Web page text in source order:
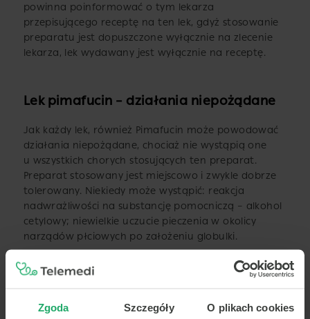
Zgoda Szczegóły O plikach cookies
powinna poinformować o tym lekarza
przepisującego receptę na ten lek, gdyż stosowanie
preparatu jest dopuszczone wyłącznie na zlecenie
lekarza, lek wydawany jest wyłącznie na receptę.
Lek pimafucin – działania niepożądane
Jak każdy lek, również Pimafucin może powodować
działania niepożądane, chociaż nie wystąpią one
u wszystkich chorych stosujących ten preparat.
Preparat stosowany jest miejscowo i zwykle dobrze
tolerowany. Niekiedy może wystąpić: reakcja
nadwrażliwości na substancję pomocniczą – alkohol
cetylowy; niewielkie uczucie pieczenia w okolicy
narządów płciowych po założeniu globulki.
Jeśli wystąpią jakiekolwiek objawy niepożądane,
należy powiedzieć o tym lekarzowi, szczególnie
niewymienione w ulotce leku.